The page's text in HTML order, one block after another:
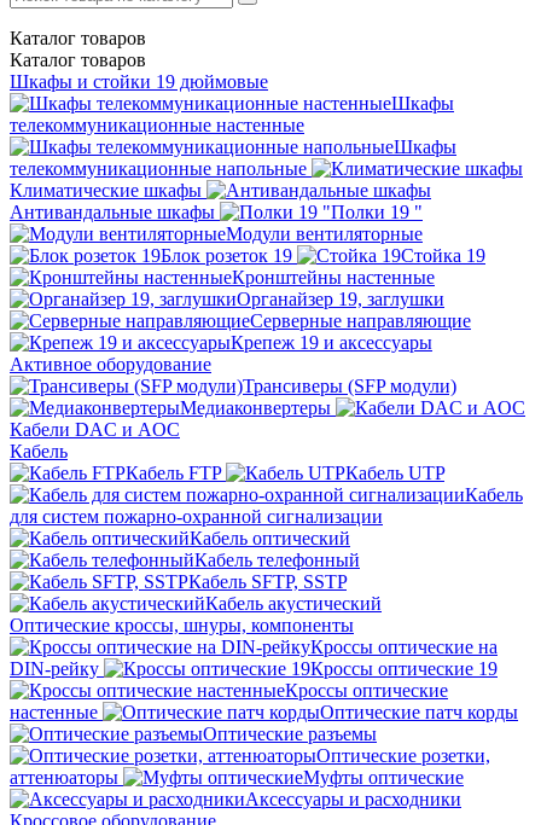
Каталог товаров
Каталог товаров
Шкафы и стойки 19 дюймовые
Шкафы
телекоммуникационные настенные
Шкафы
телекоммуникационные напольные
Климатические шкафы
Антивандальные шкафы
Полки 19 "
Модули вентиляторные
Блок розеток 19
Стойка 19
Кронштейны настенные
Органайзер 19, заглушки
Серверные направляющие
Крепеж 19 и аксессуары
Активное оборудование
Трансиверы (SFP модули)
Медиаконвертеры
Кабели DAC и AOC
Кабель
Кабель FTP
Кабель UTP
Кабель
для систем пожарно-охранной сигнализации
Кабель оптический
Кабель телефонный
Кабель SFTP, SSTP
Кабель акустический
Оптические кроссы, шнуры, компоненты
Кроссы оптические на
DIN-рейку
Кроссы оптические 19
Кроссы оптические
настенные
Оптические патч корды
Оптические разъемы
Оптические розетки,
аттенюаторы
Муфты оптические
Аксессуары и расходники
Кроссовое оборудование